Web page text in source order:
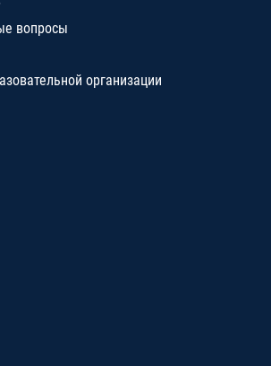
вопросы
организации